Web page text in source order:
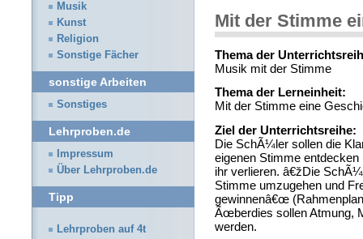
Mit der Stimme
Thema der
Musik mit der Stimme
Thema der Lerneinheit:
Mit der Stimme eine
Ziel der Unterrichtsreihe:
Die SchÃ¼ler sollen die
eigenen Stimme
ihr verlieren. â€žDie
Stimme umzugehen und
gewinnenâ€œ
Ãœberdies sollen Atmung,
werden.
Musik
Kunst
Religion
Sonstige Fächer
sonstige Arbeiten
Sonstiges
Lehrproben.de
Impressum
Über Lehrproben.de
Tipp
Lehrproben auf 4t